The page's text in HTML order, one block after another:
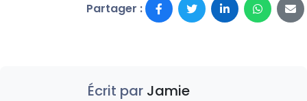
Partager :
Écrit par Jamie